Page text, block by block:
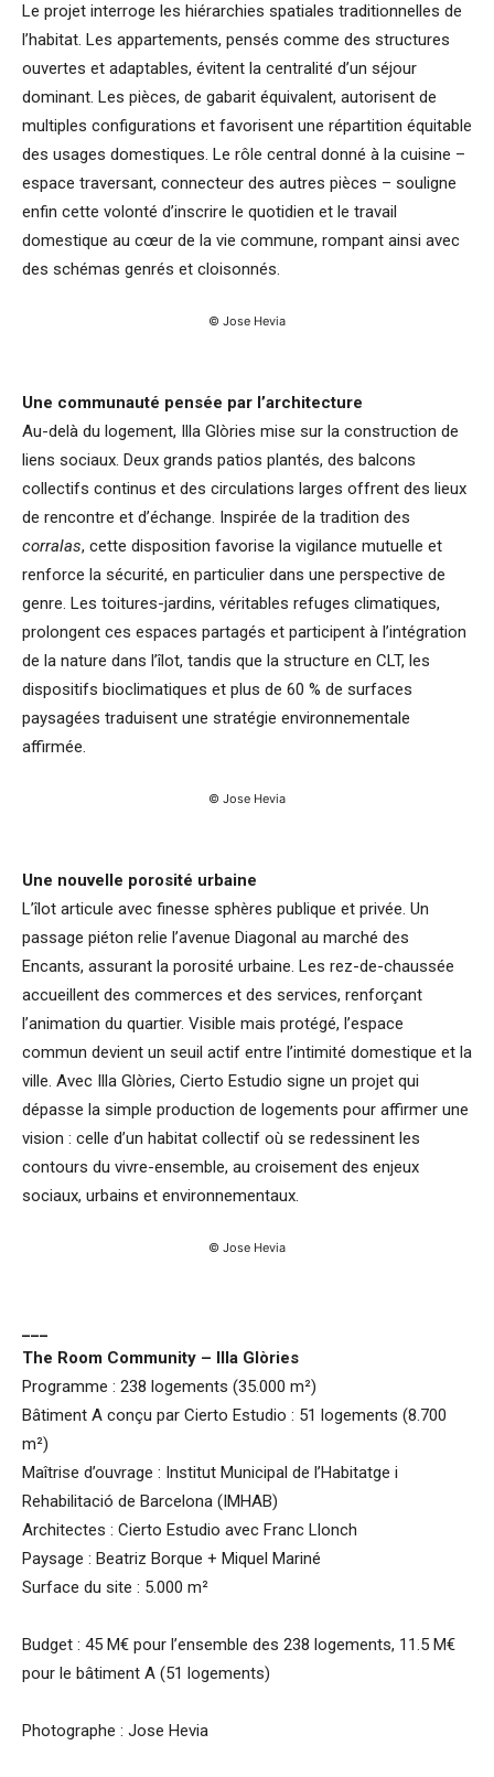
Le projet interroge les hiérarchies spatiales traditionnelles de
l’habitat. Les appartements, pensés comme des structures
ouvertes et adaptables, évitent la centralité d’un séjour
dominant. Les pièces, de gabarit équivalent, autorisent de
multiples configurations et favorisent une répartition équitable
des usages domestiques. Le rôle central donné à la cuisine –
espace traversant, connecteur des autres pièces – souligne
enfin cette volonté d’inscrire le quotidien et le travail
domestique au cœur de la vie commune, rompant ainsi avec
des schémas genrés et cloisonnés.
© Jose Hevia
Une communauté pensée par l’architecture
Au-delà du logement, Illa Glòries mise sur la construction de
liens sociaux. Deux grands patios plantés, des balcons
collectifs continus et des circulations larges offrent des lieux
de rencontre et d’échange. Inspirée de la tradition des
corralas, cette disposition favorise la vigilance mutuelle et
renforce la sécurité, en particulier dans une perspective de
genre. Les toitures-jardins, véritables refuges climatiques,
prolongent ces espaces partagés et participent à l’intégration
de la nature dans l’îlot, tandis que la structure en CLT, les
dispositifs bioclimatiques et plus de 60 % de surfaces
paysagées traduisent une stratégie environnementale
affirmée.
© Jose Hevia
Une nouvelle porosité urbaine
L’îlot articule avec finesse sphères publique et privée. Un
passage piéton relie l’avenue Diagonal au marché des
Encants, assurant la porosité urbaine. Les rez-de-chaussée
accueillent des commerces et des services, renforçant
l’animation du quartier. Visible mais protégé, l’espace
commun devient un seuil actif entre l’intimité domestique et la
ville. Avec Illa Glòries, Cierto Estudio signe un projet qui
dépasse la simple production de logements pour affirmer une
vision : celle d’un habitat collectif où se redessinent les
contours du vivre-ensemble, au croisement des enjeux
sociaux, urbains et environnementaux.
© Jose Hevia
The Room Community – Illa Glòries
Programme : 238 logements (35.000 m²)
Bâtiment A conçu par Cierto Estudio : 51 logements (8.700
m²)
Maîtrise d’ouvrage : Institut Municipal de l’Habitatge i
Rehabilitació de Barcelona (IMHAB)
Architectes : Cierto Estudio avec Franc Llonch
Paysage : Beatriz Borque + Miquel Mariné
Surface du site : 5.000 m²
Budget : 45 M€ pour l’ensemble des 238 logements, 11.5 M€
pour le bâtiment A (51 logements)
Photographe : Jose Hevia